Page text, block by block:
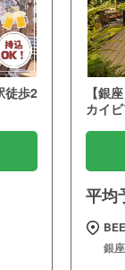
徒歩2
【銀
カイ
平
銀